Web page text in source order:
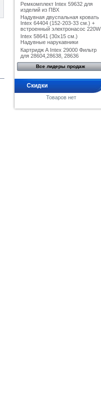
Ремкомплект Intex 59632 для
изделий из ПВХ
Надувная двуспальная кровать
Intex 64404 (152-203-33 см.) +
встроенный электронасос 220W
Intex 58641 (30x15 см.)
Надувные нарукавники
Картридж А Intex 29000 Фильтр
для 28604,28638, 28636
Все лидеры продаж
Скидки
Товаров нет